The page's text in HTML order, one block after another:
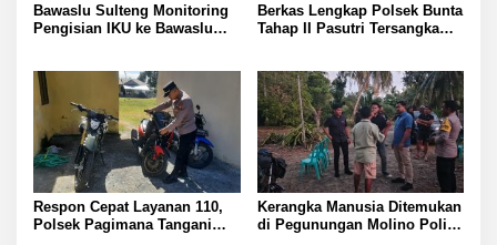
Bawaslu Sulteng Monitoring
Pengisian IKU ke Bawaslu
Kelembagaan
Berkas Lengkap Polsek Bunta
Tahap II Pasutri Tersangka
Respon Cepat Layanan 110,
Polsek Pagimana Tangani
Kerangka Manusia Ditemukan
di Pegunungan Molino Polisi